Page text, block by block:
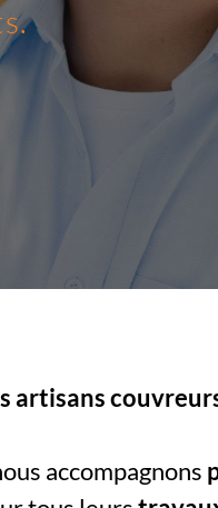
artisans
accompagnons